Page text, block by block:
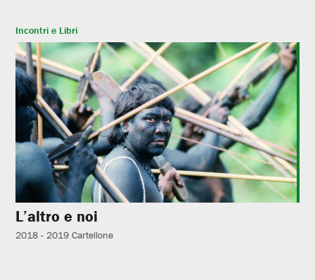
Incontri e Libri
L’altro e noi
2018 - 2019 Cartellone